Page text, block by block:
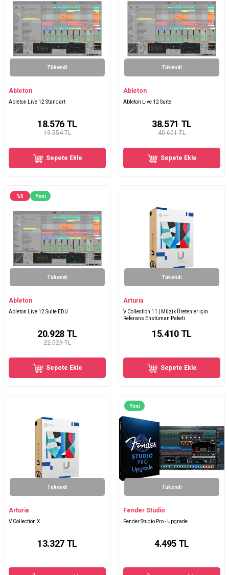
Tükendi
Ableton
Ableton Live 12 Standart
19.554 TL
18.576TL
Sepete Ekle
Tükendi
Ableton
Ableton Live 12 Suite
40.601 TL
38.571 TL
Sepete Ekle
%5 Yeni
Tükendi
Ableton
Ableton Live 12 Suite EDU
22.029 TL
20.928TL
Sepete Ekle
Tükendi
Arturia
V Collection 11 | Müzik Üretenler İçin
Referans Enstüman Paketi
15.410TL
Sepete Ekle
Tükendi
Arturia
V Collection X
13.327TL
Yeni
Tükendi
Fender Studio
Fender Studio Pro - Upgrade
4.495 TL